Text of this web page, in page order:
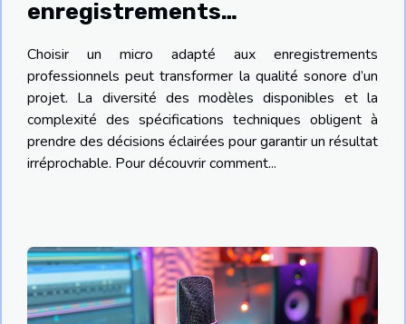
enregistrements
Choisir un micro adapté aux enregistrements
professionnels peut transformer la qualité sonore d’un
projet. La diversité des modèles disponibles et la
complexité des spécifications techniques obligent à
prendre des décisions éclairées pour garantir un résultat
irréprochable. Pour découvrir comment...